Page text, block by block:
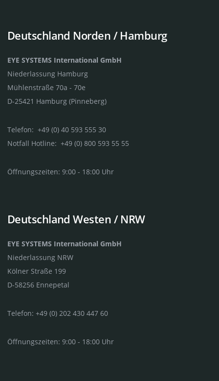
Deutschland Norden / Hamburg
EYE SYSTEMS International GmbH
Niederlassung Hamburg
Mühlenstraße 70a - 70e
D-25421 Hamburg (Pinneberg)
Telefon: +49 (0) 40 593 555 30
Notfall Hotline: +49 (0) 800 593 55 55
Öffnungszeiten: 9:00 - 18:00 Uhr
Deutschland Westen / NRW
EYE SYSTEMS International GmbH
Niederlassung NRW
Kölner Straße 199
D-58256 Ennepetal
Telefon: +49 (0) 202 430 447 60
Öffnungszeiten: 9:00 - 18:00 Uhr